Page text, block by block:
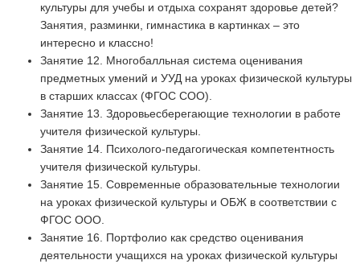
культуры для учебы и отдыха сохранят здоровье детей?
Занятия, разминки, гимнастика в картинках – это
интересно и классно!
Занятие 12. Многобалльная система оценивания
предметных умений и УУД на уроках физической культуры
в старших классах (ФГОС СОО).
Занятие 13. Здоровьесберегающие технологии в работе
учителя физической культуры.
Занятие 14. Психолого-педагогическая компетентность
учителя физической культуры.
Занятие 15. Современные образовательные технологии
на уроках физической культуры и ОБЖ в соответствии с
ФГОС ООО.
Занятие 16. Портфолио как средство оценивания
деятельности учащихся на уроках физической культуры